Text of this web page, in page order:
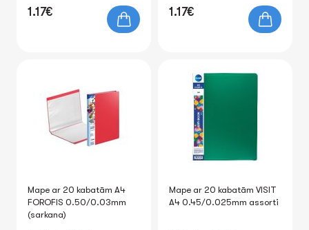
1.17€ 1.17€
Mape ar 20 kabatām A4
FOROFIS 0.50/0.03mm
(sarkana)
Mape ar 20 kabatām VISIT
A4 0.45/0.025mm assorti